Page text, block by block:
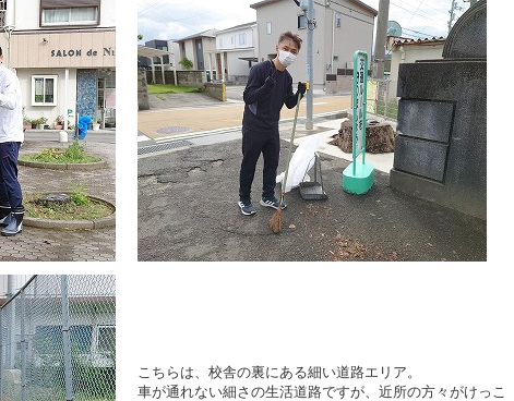
こちらは、校舎の裏にある細い道路エリア。
車が通れない細さの生活道路ですが、近所の方々がけっこ